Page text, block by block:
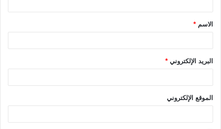
ق
*الاسم *
البريد الإلكتروني *
الموقع الإلكتروني